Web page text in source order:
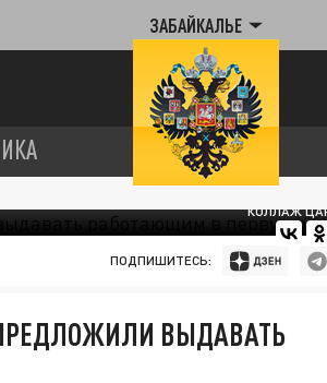
ЗАБАЙКАЛЬЕ
КОЛЛАЖ
ПОДПИШИТЕСЬ:
ВЫДАВАТЬ